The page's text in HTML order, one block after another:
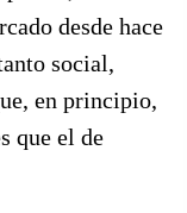
desde hace
social,
en principio,
que el de